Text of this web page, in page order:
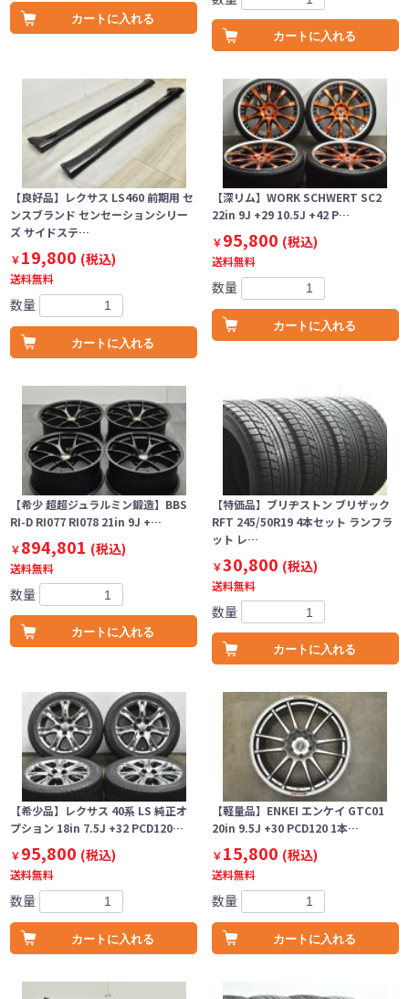
カートに入れる
カートに入れる
【良好品】レクサス LS460 前期用 セ
ンスブランド センセーションシリー
ズ サイドステ…
￥19,800 (税込)
送料無料
数量
カートに入れる
【深リム】WORK SCHWERT SC2
22in 9J +29 10.5J +42 P…
￥95,800 (税込)
送料無料
数量
カートに入れる
【希少 超超ジュラルミン鍛造】BBS
RI-D RI077 RI078 21in 9J +…
￥894,801 (税込)
送料無料
数量
カートに入れる
【特価品】ブリヂストン ブリザック
RFT 245/50R19 4本セット ランフラ
ット レ…
￥30,800 (税込)
送料無料
数量
カートに入れる
【希少品】レクサス 40系 LS 純正オ
プション 18in 7.5J +32 PCD120…
￥95,800 (税込)
送料無料
数量
カートに入れる
【軽量品】ENKEI エンケイ GTC01
20in 9.5J +30 PCD120 1本…
￥15,800 (税込)
送料無料
数量
カートに入れる